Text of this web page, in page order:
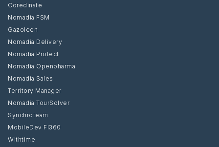
Coredinate
Nomadia FSM
Gazoleen
Nomadia Delivery
Nomadia Protect
Nomadia Openpharma
Nomadia Sales
Territory Manager
Nomadia TourSolver
Synchroteam
MobileDev FI360
Withtime